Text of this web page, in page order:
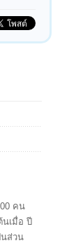
คน
นเมื่อ ปี
นส่วน